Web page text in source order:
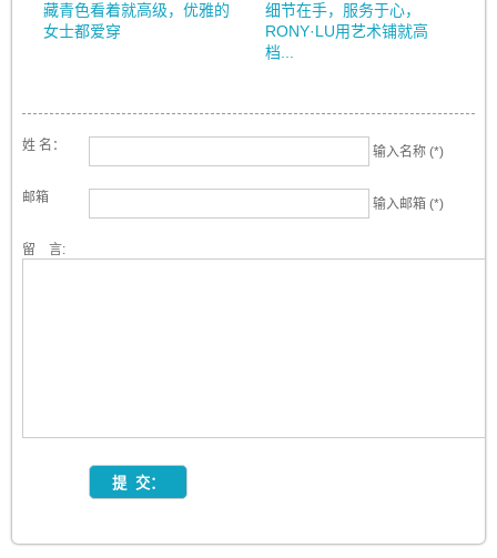
藏青色看着就高级，优雅的
女士都爱穿
细节在手，服务于心，
RONY·LU用艺术铺就高
档...
姓 名： 输入名称 (*)
邮箱 输入邮箱 (*)
留 言: